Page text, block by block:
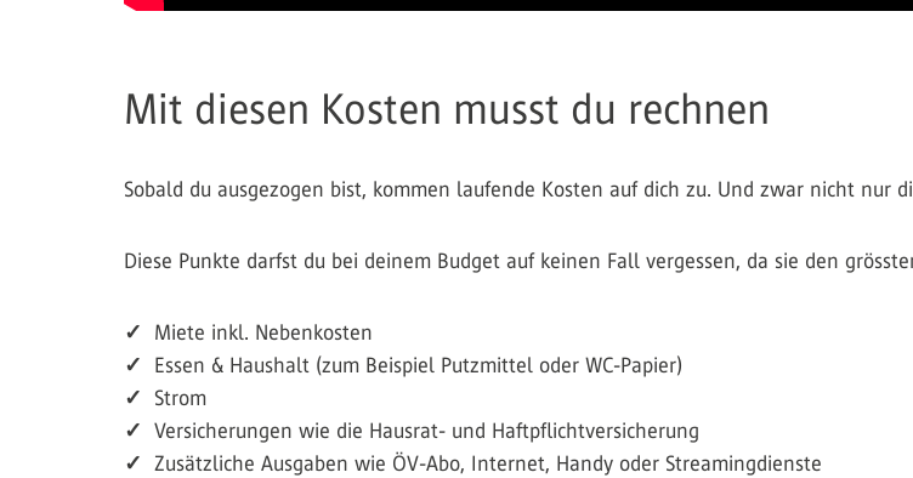
Mit diesen Kosten musst du rechnen
Sobald du ausgezogen bist, kommen laufende Kosten auf dich zu. Und zwar nicht nur
Diese Punkte darfst du bei deinem Budget auf keinen Fall vergessen, da sie den
✓ Miete inkl. Nebenkosten
✓ Essen & Haushalt (zum Beispiel Putzmittel oder WC-Papier)
✓ Strom
✓ Versicherungen wie die Hausrat- und Haftpflichtversicherung
✓ Zusätzliche Ausgaben wie ÖV-Abo, Internet, Handy oder Streamingdienste